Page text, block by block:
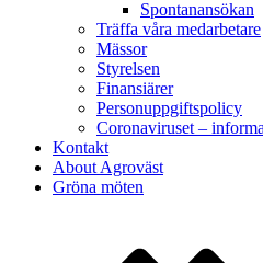
Spontanansökan
Träffa våra medarbetare
Mässor
Styrelsen
Finansiärer
Personuppgiftspolicy
Coronaviruset –
Kontakt
About Agroväst
Gröna möten